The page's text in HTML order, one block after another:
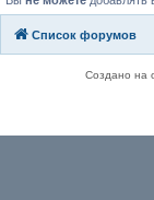
Список форумов
Создано на